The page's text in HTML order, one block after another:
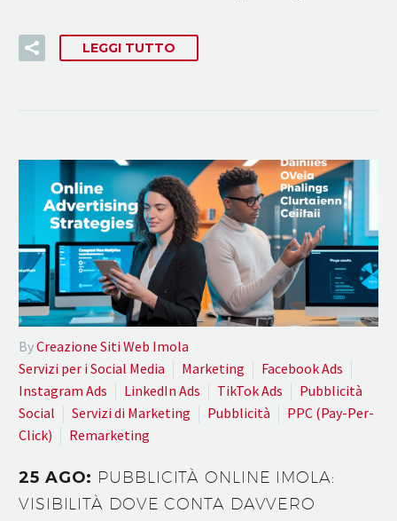
LEGGI TUTTO
ByCreazione Siti Web Imola
Servizi per i Social Media
Marketing
Facebook Ads
Instagram Ads
LinkedIn Ads TikTok Ads
Pubblicità
Social
Servizi di Marketing Pubblicità
PPC (Pay-Per-
Click)
Remarketing
25 AGO: PUBBLICITÀ ONLINE IMOLA:
VISIBILITÀ DOVE CONTA DAVVERO